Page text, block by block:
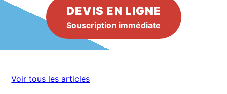
DEVIS EN LIGNE
Souscription immédiate
Voir tous les articles